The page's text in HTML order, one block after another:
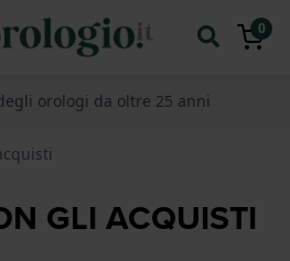
0
orologi da oltre 25 anni
GLI ACQUISTI